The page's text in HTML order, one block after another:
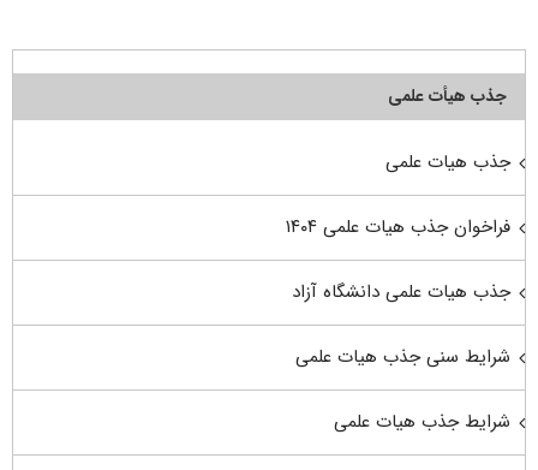
جذب هیأت علمی
جذب هیات علمی
فراخوان جذب هیات علمی ۱۴۰۴
جذب هیات علمی دانشگاه آزاد
شرایط سنی جذب هیات علمی
شرایط جذب هیات علمی